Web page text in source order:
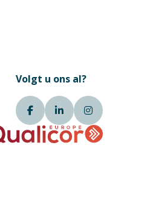
Volgt u ons al?